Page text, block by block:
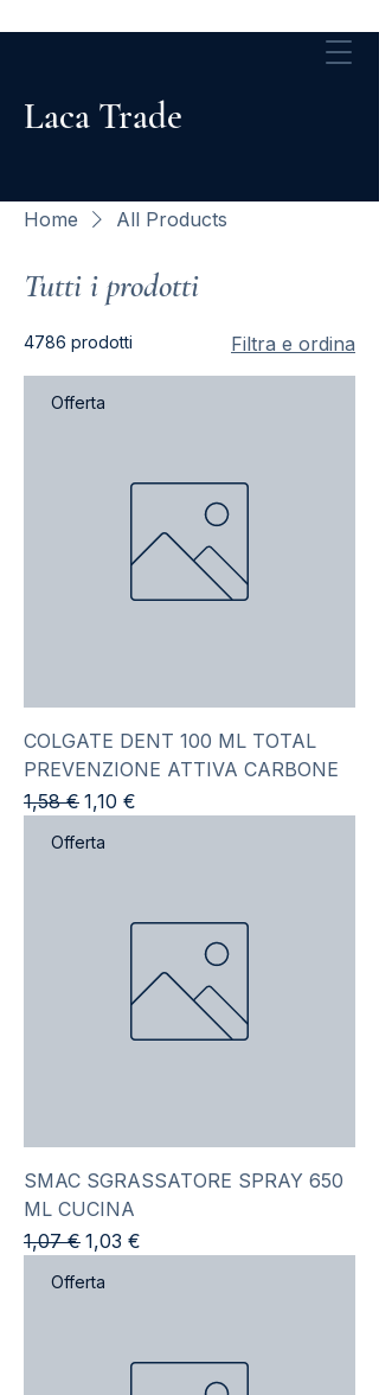
Laca Trade
Home All Products
Tutti i prodotti
4786 prodotti Filtra e ordina
Offerta
COLGATE DENT 100 ML TOTAL
PREVENZIONE ATTIVA CARBONE
Prezzo regolare
1,58 € Prezzo scontato
1,10 €
Offerta
SMAC SGRASSATORE SPRAY 650
ML CUCINA
Prezzo regolare
1,07 € Prezzo scontato
1,03 €
Offerta